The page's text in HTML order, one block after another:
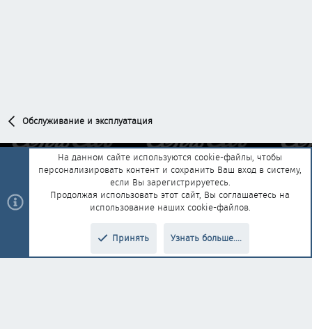
Обслуживание и эксплуатация
Обратная связь
Условия и правила
Политика конфиденциальности
Помощь Главная
R
add-ons by ThemeHouse Перевод от Jumuro®
На данном сайте используются cookie-файлы, чтобы
персонализировать контент и сохранить Ваш вход в систему,
если Вы зарегистрируетесь.
Продолжая использовать этот сайт, Вы соглашаетесь на
использование наших cookie-файлов.
Принять Узнать больше....